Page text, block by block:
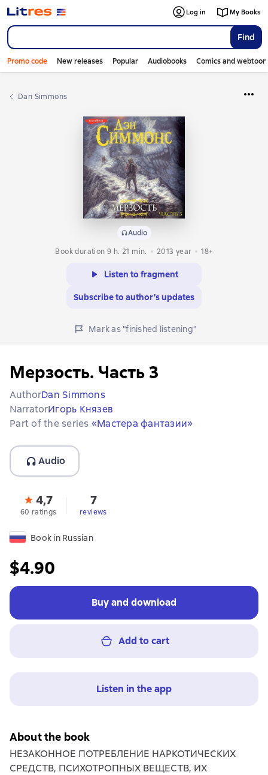
Find
Log in My Books
Promo code New releases Popular Audiobooks Comics and
Dan Simmons
Audio
Book duration 9 h. 21 min.
2013 year 18+
Listen to fragment
Subscribe to author’s updates
Mark as "finished listening"
Мерзость. Часть 3
AuthorDan Simmons
NarratorИгорь Князев
Part of the series «Мастера фантазии»
Audio
4,7
60 ratings
7
reviews
Book in Russian
$4.90
Buy and download
Add to cart
Listen in the app
About the book
НЕЗАКОННОЕ ПОТРЕБЛЕНИЕ НАРКОТИЧЕСКИХ
СРЕДСТВ, ПСИХОТРОПНЫХ ВЕЩЕСТВ, ИХ